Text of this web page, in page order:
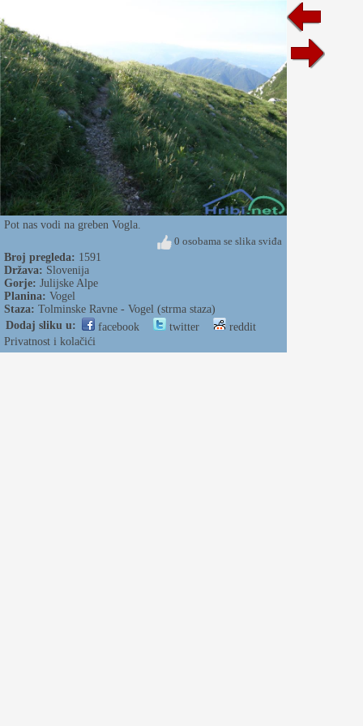
Pot nas vodi na greben Vogla.
0 osobama se slika sviđa
Broj pregleda: 1591
Država: Slovenija
Gorje: Julijske Alpe
Planina: Vogel
Staza: Tolminske Ravne - Vogel (strma staza)
Dodaj sliku u:
facebook twitter
reddit
Privatnost i kolačići